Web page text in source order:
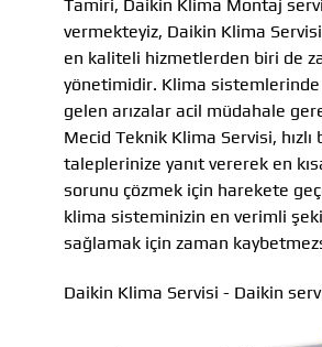
Tamiri, Daikin Klima Montaj
vermekteyiz, Daikin Klima
en kaliteli hizmetlerden biri de
yönetimidir. Klima sistemlerinde
gelen arızalar acil müdahale
Mecid Teknik Klima Servisi, hızlı
taleplerinize yanıt vererek en
sorunu çözmek için harekete
klima sisteminizin en verimli
sağlamak için zaman
Daikin Klima Servisi - Daikin